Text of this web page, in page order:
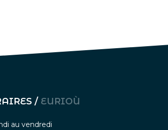
/ EURIOÙ
au vendredi